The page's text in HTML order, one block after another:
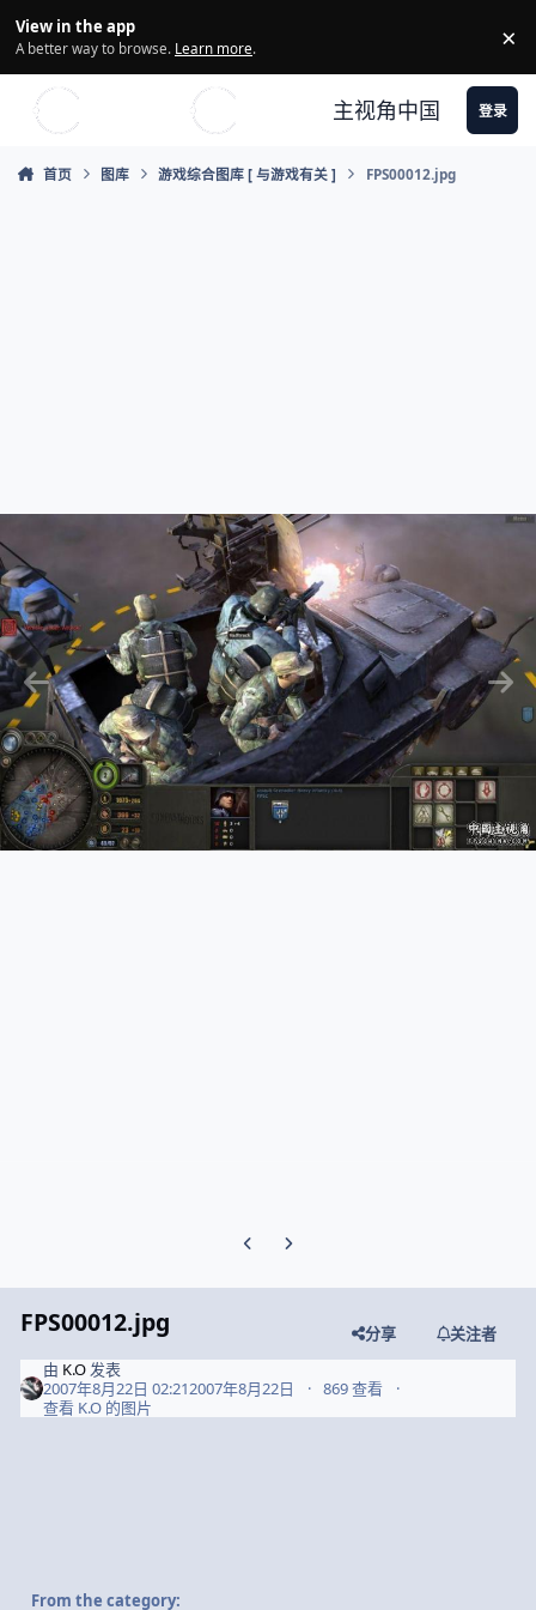
View in the app
A better way to browse. Learn more. ×
主视角中国 登录
首页 图库 游戏综合图库 [ 与游戏有关 ] FPS00012.jpg
Previous carousel slide
Next carousel slide
FPS00012.jpg 分享
关注者
由 K.O 发表
2007年8月22日 02:212007年8月22日
869 查看
查看 K.O 的图片
From the category: